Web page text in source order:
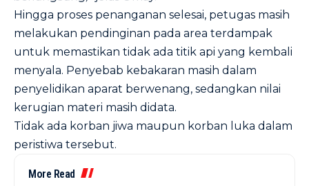
Hingga proses penanganan selesai, petugas masih
melakukan pendinginan pada area terdampak
untuk memastikan tidak ada titik api yang kembali
menyala. Penyebab kebakaran masih dalam
penyelidikan aparat berwenang, sedangkan nilai
kerugian materi masih didata.
Tidak ada korban jiwa maupun korban luka dalam
peristiwa tersebut.
More Read